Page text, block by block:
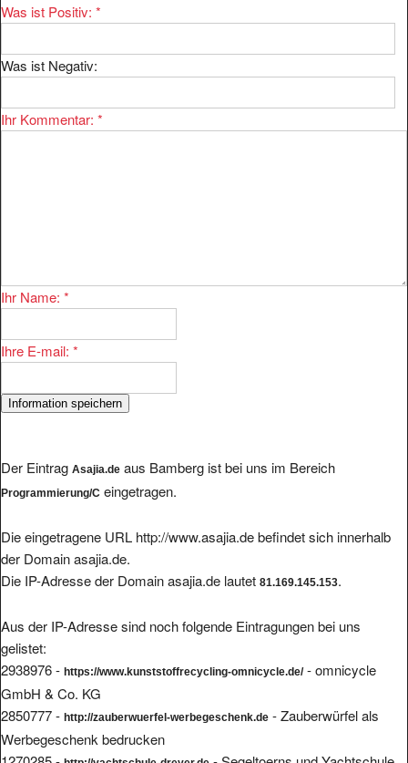
Was ist Positiv: *
Was ist Negativ:
Ihr Kommentar: *
Ihr Name: *
Ihre E-mail: *
Der Eintrag Asajia.de aus Bamberg ist bei uns im Bereich
Programmierung/C eingetragen.
Die eingetragene URL http://www.asajia.de befindet sich innerhalb
der Domain asajia.de.
Die IP-Adresse der Domain asajia.de lautet 81.169.145.153.
Aus der IP-Adresse sind noch folgende Eintragungen bei uns
gelistet:
2938976 - https://www.kunststoffrecycling-omnicycle.de/- omnicycle
GmbH & Co. KG
2850777 - http://zauberwuerfel-werbegeschenk.de - Zauberwürfel als
Werbegeschenk bedrucken